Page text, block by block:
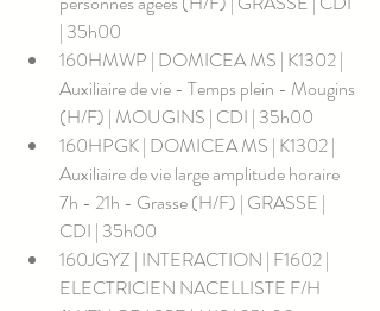
| 35h00
160HMWP | DOMICEA MS | K1302 |
Auxiliaire de vie - Temps plein - Mougins
(H/F) | MOUGINS | CDI | 35h00
160HPGK | DOMICEA MS | K1302 |
Auxiliaire de vie large amplitude horaire
7h - 21h - Grasse (H/F) | GRASSE |
CDI | 35h00
160JGYZ | INTERACTION | F1602 |
ELECTRICIEN NACELLISTE F/H